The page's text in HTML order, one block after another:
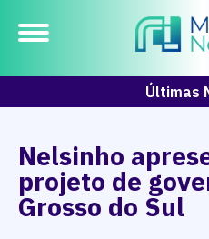
Últimas
Nelsinho
projeto de
Grosso do Sul